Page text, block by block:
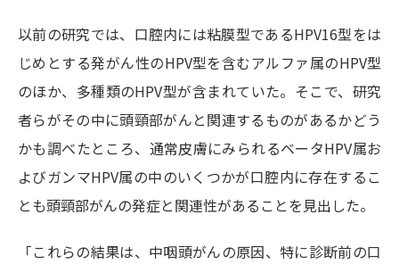
以前の研究では、口腔内には粘膜型であるHPV16型をは
じめとする発がん性のHPV型を含むアルファ属のHPV型
のほか、多種類のHPV型が含まれていた。そこで、研究
者らがその中に頭頸部がんと関連するものがあるかどう
かも調べたところ、通常皮膚にみられるベータHPV属お
よびガンマHPV属の中のいくつかが口腔内に存在するこ
とも頭頸部がんの発症と関連性があることを見出した。
「これらの結果は、中咽頭がんの原因、特に診断前の口